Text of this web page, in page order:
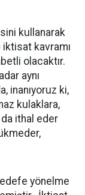
kullanarak
kavramı
olacaktır.
aynı
inanıyoruz ki,
kulaklara,
ithal eder
yönelme